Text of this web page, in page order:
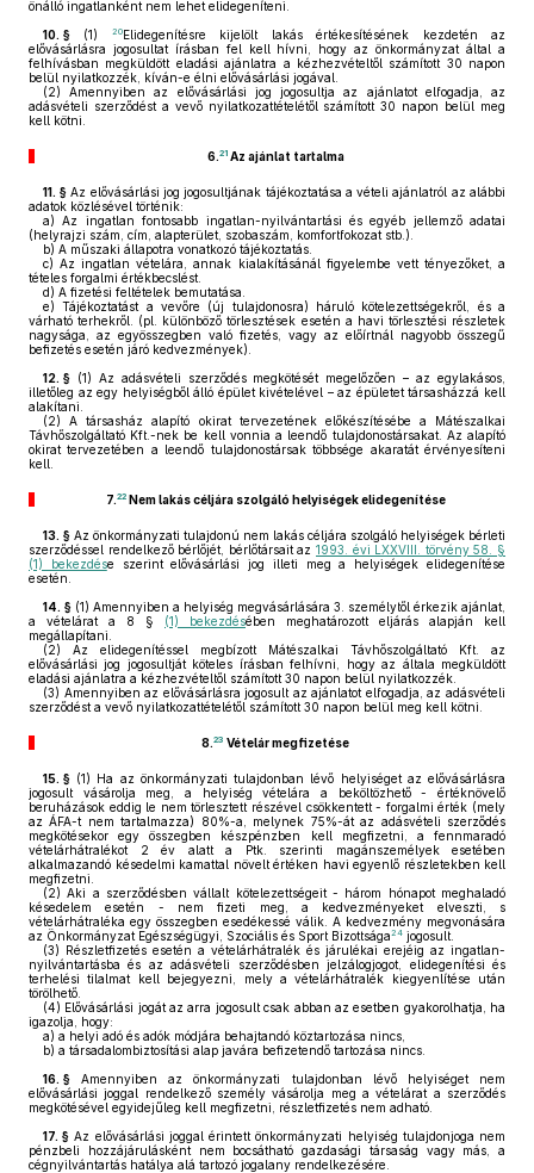
önálló ingatlanként nem lehet elidegeníteni.
10. § (1) 20Elidegenítésre kijelölt lakás értékesítésének kezdetén az
elővásárlásra jogosultat írásban fel kell hívni, hogy az önkormányzat által a
felhívásban megküldött eladási ajánlatra a kézhezvételtől számított 30 napon
belül nyilatkozzék, kíván-e élni elővásárlási jogával.
(2) Amennyiben az elővásárlási jog jogosultja az ajánlatot elfogadja, az
adásvételi szerződést a vevő nyilatkozattételétől számított 30 napon belül meg
kell kötni.
6.21Az ajánlat tartalma
11. § Az elővásárlási jog jogosultjának tájékoztatása a vételi ajánlatról az alábbi
adatok közlésével történik:
a) Az ingatlan fontosabb ingatlan-nyilvántartási és egyéb jellemző adatai
(helyrajzi szám, cím, alapterület, szobaszám, komfortfokozat stb.).
b) A műszaki állapotra vonatkozó tájékoztatás.
c) Az ingatlan vételára, annak kialakításánál figyelembe vett tényezőket, a
tételes forgalmi értékbecslést.
d) A fizetési feltételek bemutatása.
e) Tájékoztatást a vevőre (új tulajdonosra) háruló kötelezettségekről, és a
várható terhekről. (pl. különböző törlesztések esetén a havi törlesztési részletek
nagysága, az egyösszegben való fizetés, vagy az előírtnál nagyobb összegű
befizetés esetén járó kedvezmények).
12. § (1) Az adásvételi szerződés megkötését megelőzően – az egylakásos,
illetőleg az egy helyiségből álló épület kivételével – az épületet társasházzá kell
alakítani.
(2) A társasház alapító okirat tervezetének előkészítésébe a Mátészalkai
Távhőszolgáltató Kft.-nek be kell vonnia a leendő tulajdonostársakat. Az alapító
okirat tervezetében a leendő tulajdonostársak többsége akaratát érvényesíteni
kell.
7.22 Nem lakás céljára szolgáló helyiségek elidegenítése
13. § Az önkormányzati tulajdonú nem lakás céljára szolgáló helyiségek bérleti
szerződéssel rendelkező bérlőjét, bérlőtársait az 1993. évi LXXVIII. törvény 58. §
(1) bekezdése szerint elővásárlási jog illeti meg a helyiségek elidegenítése
esetén.
14. § (1) Amennyiben a helyiség megvásárlására 3. személytől érkezik ajánlat,
a vételárat a 8 § (1) bekezdésében meghatározott eljárás alapján kell
megállapítani.
(2) Az elidegenítéssel megbízott Mátészalkai Távhőszolgáltató Kft. az
elővásárlási jog jogosultját köteles írásban felhívni, hogy az általa megküldött
eladási ajánlatra a kézhezvételtől számított 30 napon belül nyilatkozzék.
(3) Amennyiben az elővásárlásra jogosult az ajánlatot elfogadja, az adásvételi
szerződést a vevő nyilatkozattételétől számított 30 napon belül meg kell kötni.
8.23 Vételár megfizetése
15. § (1) Ha az önkormányzati tulajdonban lévő helyiséget az elővásárlásra
jogosult vásárolja meg, a helyiség vételára a beköltözhető - értéknövelő
beruházások eddig le nem törlesztett részével csökkentett - forgalmi érték (mely
az ÁFA-t nem tartalmazza) 80%-a, melynek 75%-át az adásvételi szerződés
megkötésekor egy összegben készpénzben kell megfizetni, a fennmaradó
vételárhátralékot 2 év alatt a Ptk. szerinti magánszemélyek esetében
alkalmazandó késedelmi kamattal növelt értéken havi egyenlő részletekben kell
megfizetni.
(2) Aki a szerződésben vállalt kötelezettségeit - három hónapot meghaladó
késedelem esetén - nem fizeti meg, a kedvezményeket elveszti, s
vételárhátraléka egy összegben esedékessé válik. A kedvezmény megvonására
az Önkormányzat Egészségügyi, Szociális és Sport Bizottsága24 jogosult.
(3) Részletfizetés esetén a vételárhátralék és járulékai erejéig az ingatlan-
nyilvántartásba és az adásvételi szerződésben jelzálogjogot, elidegenítési és
terhelési tilalmat kell bejegyezni, mely a vételárhátralék kiegyenlítése után
törölhető.
(4) Elővásárlási jogát az arra jogosult csak abban az esetben gyakorolhatja, ha
igazolja, hogy:
a) a helyi adó és adók módjára behajtandó köztartozása nincs,
b) a társadalombiztosítási alap javára befizetendő tartozása nincs.
16. § Amennyiben az önkormányzati tulajdonban lévő helyiséget nem
elővásárlási joggal rendelkező személy vásárolja meg a vételárat a szerződés
megkötésével egyidejűleg kell megfizetni, részletfizetés nem adható.
17. § Az elővásárlási joggal érintett önkormányzati helyiség tulajdonjoga nem
pénzbeli hozzájárulásként nem bocsátható gazdasági társaság vagy más, a
cégnyilvántartás hatálya alá tartozó jogalany rendelkezésére.